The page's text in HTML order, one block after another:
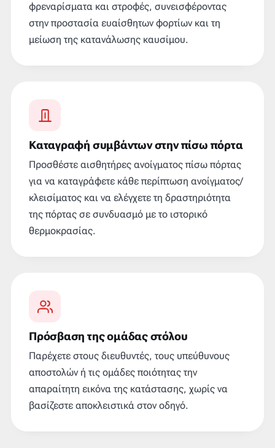
φρεναρίσματα και στροφές, συνεισφέροντας
στην προστασία ευαίσθητων φορτίων και τη
μείωση της κατανάλωσης καυσίμου.
Καταγραφή συμβάντων στην πίσω πόρτα
Προσθέστε αισθητήρες ανοίγματος πίσω πόρτας
για να καταγράφετε κάθε περίπτωση ανοίγματος/
κλεισίματος και να ελέγχετε τη δραστηριότητα
της πόρτας σε συνδυασμό με το ιστορικό
θερμοκρασίας.
Πρόσβαση της ομάδας στόλου
Παρέχετε στους διευθυντές, τους υπεύθυνους
αποστολών ή τις ομάδες ποιότητας την
απαραίτητη εικόνα της κατάστασης, χωρίς να
βασίζεστε αποκλειστικά στον οδηγό.